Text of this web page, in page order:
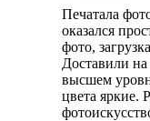
Печатала
оказался
фото,
Доставили
высшем
цвета яркие.